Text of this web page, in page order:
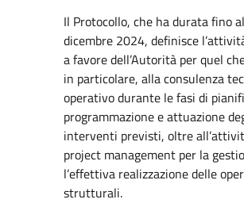
Il Protocollo, che ha durata fino
dicembre 2024, definisce
a favore dell’Autorità per quel
in particolare, alla consulenza
operativo durante le fasi di
programmazione e attuazione
interventi previsti, oltre
project management per la
l’effettiva realizzazione delle
strutturali.